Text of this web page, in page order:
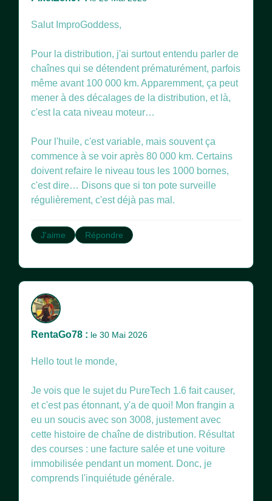
Salut ImproGoddess,
Pour la distribution, j'ai surtout entendu parler de
chaînes qui se détendent prématurément, parfois
même avant 100 000 km. Apparemment, ça peut
mener à des décalages de la distribution, et là,
c'est la cata niveau moteur…
Pour l'huile, c'est variable, mais souvent ça
commence à se voir après 80 000 km. Certains
doivent refaire le niveau tous les 1000 bornes,
c'est dire… Disons que si ton pote surveille
régulièrement, c'est déjà pas mal.
J'aime Répondre
RentaGo78 : le 30 Mai 2026
Hello tout le monde,
Je vois que le sujet du PureTech 1.6 fait causer,
et c'est pas étonnant, y'a de quoi! Mon frangin a
eu un soucis avec son 3008, justement avec
cette histoire de chaîne de distribution. Résultat
des courses : une facture salée et une voiture
immobilisée pendant un moment. Donc, je
comprends l'inquiétude générale.